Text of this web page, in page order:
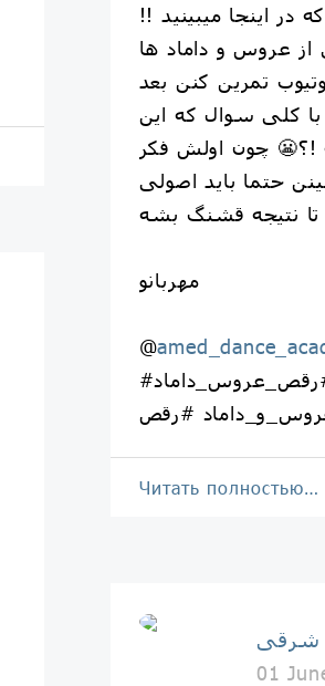
اینجا میبینید !!
عروس و داماد ها
تمرین کنن بعد
کلی سوال که این
!؟😬 چون اولش فکر
حتما باید اصولی
مهربانو
@
#آموزش_رقص #رقص_عروس #رقص_عروس_داماد
Читать полностью…
شرقى
01